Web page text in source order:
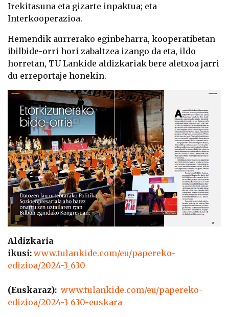
Irekitasuna eta gizarte inpaktua; eta
Interkooperazioa.
Hemendik aurrerako eginbeharra, kooperatibetan
ibilbide-orri hori zabaltzea izango da eta, ildo
horretan, TU Lankide aldizkariak bere aletxoa jarri
du erreportaje honekin.
Aldizkaria
ikusi: www.tulankide.com/eu/papereko-
edizioa/2024-3_630
(Euskaraz): www.tulankide.com/eu/papereko-
edizioa/2024-3_630-euskara